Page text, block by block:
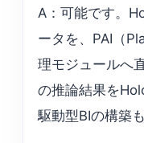
A：可能です。
ータを、PAI（
理モジュールへ
の推論結果を
駆動型BIの構築